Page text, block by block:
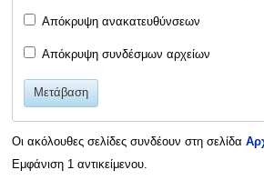
Απόκρυψη ανακατευθύνσεων
Απόκρυψη συνδέσμων αρχείων
Μετάβαση
Οι ακόλουθες σελίδες συνδέουν στη σελίδα
Εμφάνιση 1 αντικείμενου.